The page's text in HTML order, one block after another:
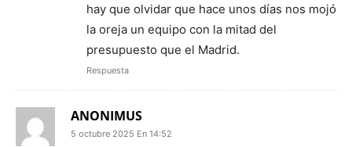
hay que olvidar que hace unos días nos mojó
la oreja un equipo con la mitad del
presupuesto que el Madrid.
Respuesta
ANONIMUS
5 octubre 2025 En 14:52